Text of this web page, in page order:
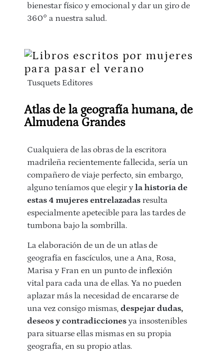
bienestar físico y emocional y dar un giro de
360° a nuestra salud.
Tusquets Editores
Atlas de la geografía humana, de
Almudena Grandes
Cualquiera de las obras de la escritora
madrileña recientemente fallecida, sería un
compañero de viaje perfecto, sin embargo,
alguno teníamos que elegir y la historia de
estas 4 mujeres entrelazadas resulta
especialmente apetecible para las tardes de
tumbona bajo la sombrilla.
La elaboración de un de un atlas de
geografía en fascículos, une a Ana, Rosa,
Marisa y Fran en un punto de inflexión
vital para cada una de ellas. Ya no pueden
aplazar más la necesidad de encararse de
una vez consigo mismas, despejar dudas,
deseos y contradicciones ya insostenibles
para situarse ellas mismas en su propia
geografía, en su propio atlas.